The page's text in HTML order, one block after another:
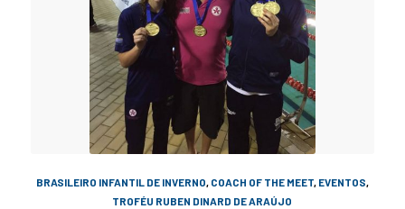
BRASILEIRO INFANTIL DE INVERNO COACH OF THE MEET, EVENTOS
TROFÉU RUBEN DINARD DE ARAÚJO